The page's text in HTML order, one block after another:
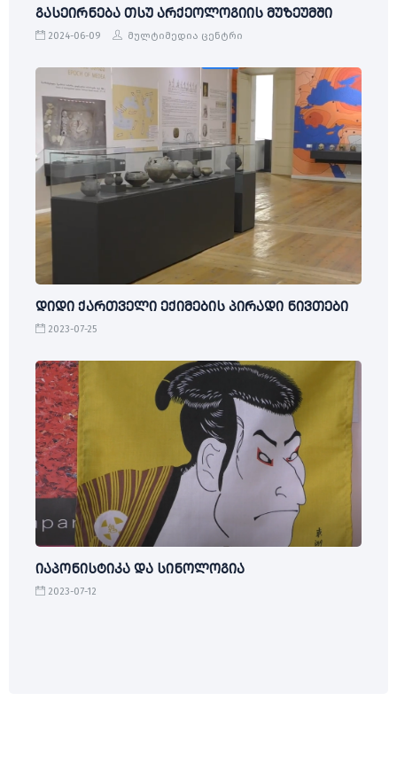
გასეირნება თსუ არქეოლოგიის მუზეუმში
2024-06-09 მულტიმედია ცენტრი
დიდი ქართველი ექიმების პირადი ნივთები
2023-07-25
იაპონისტიკა და სინოლოგია
2023-07-12